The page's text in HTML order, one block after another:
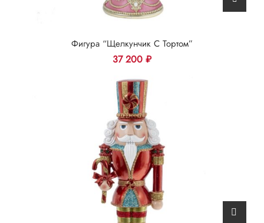
Фигура “Щелкунчик С Тортом”
37 200 ₽